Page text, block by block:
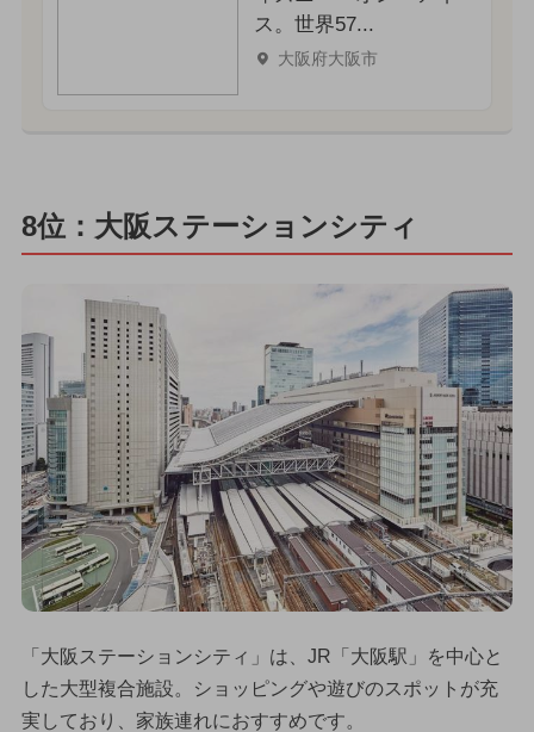
ス。世界57...
大阪府大阪市
8位：大阪ステーションシティ
「大阪ステーションシティ」は、JR「大阪駅」を中心と
した大型複合施設。ショッピングや遊びのスポットが充
実しており、家族連れにおすすめです。